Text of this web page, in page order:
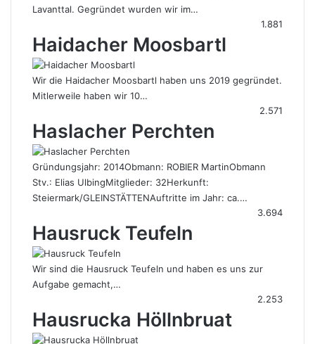
Lavanttal. Gegründet wurden wir im…
1.881
Haidacher Moosbartl
Wir die Haidacher Moosbartl haben uns 2019 gegründet.
Mitlerweile haben wir 10…
2.571
Haslacher Perchten
Gründungsjahr: 2014Obmann: ROBIER MartinObmann
Stv.: Elias UlbingMitglieder: 32Herkunft:
Steiermark/GLEINSTÄTTENAuftritte im Jahr: ca.…
3.694
Hausruck Teufeln
Wir sind die Hausruck Teufeln und haben es uns zur
Aufgabe gemacht,…
2.253
Hausrucka Höllnbruat